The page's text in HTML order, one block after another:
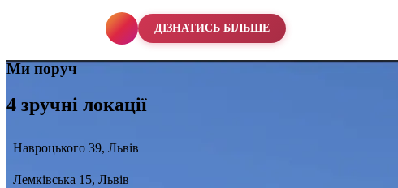
ДІЗНАТИСЬ БІЛЬШЕ
Ми поруч
4 зручні локації
Навроцького 39, Львів
Лемківська 15, Львів